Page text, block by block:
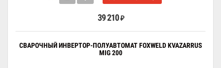
39 210 ₽
СВАРОЧНЫЙ ИНВЕРТОР-ПОЛУАВТОМАТ FOXWELD KVAZARRUS
MIG 200